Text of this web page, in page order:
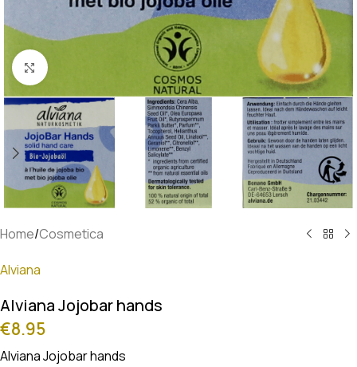
Klik om te vergroten
Home/Cosmetica
Alviana
Alviana Jojobar hands
€8.95
Alviana Jojobar hands